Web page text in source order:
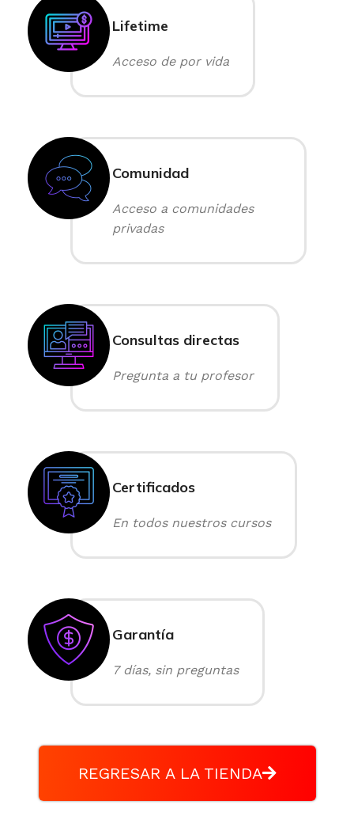
Lifetime
Acceso de por vida
Comunidad
Acceso a comunidades
privadas
Consultas directas
Pregunta a tu profesor
Certificados
En todos nuestros cursos
Garantía
7 días, sin preguntas
REGRESAR A LA TIENDA